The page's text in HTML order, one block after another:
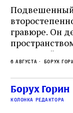
гравюре. Он
греческий и
церковная
точность и
убеждённый в
читатель,
6 августа Борух
Борух Горин
колонка редактора